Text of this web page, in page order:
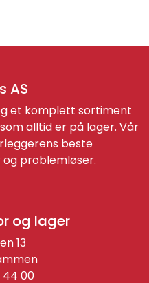
AS
et komplett sortiment
alltid er på lager. Vår
beste
problemløser.
og lager
13
44 00